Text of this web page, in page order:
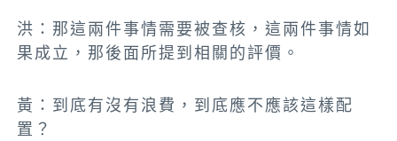
洪：那這兩件事情需要被查核，這兩件事情如
果成立，那後面所提到相關的評價。
黃：到底有沒有浪費，到底應不應該這樣配
置？